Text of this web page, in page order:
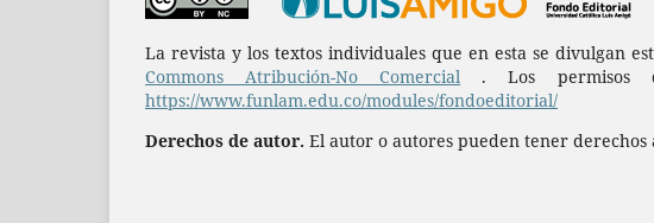
La revista y los textos individuales que en esta se divulgan
Commons Atribución-No Comercial . Los permisos
https://www.funlam.edu.co/modules/fondoeditorial/
Derechos de autor. El autor o autores pueden tener derechos